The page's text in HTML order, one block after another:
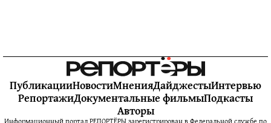
ПубликацииНовостиМненияДайджестыИнтервью
РепортажиДокументальные фильмыПодкасты
Авторы
Информационный портал РЕПОРТЁРЫ зарегистрирован в Федеральной службе по